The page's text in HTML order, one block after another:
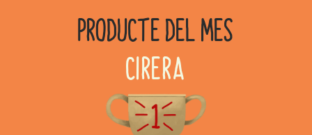
PRODUCTE DEL MES
CIRERA